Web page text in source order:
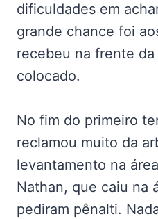
dificuldades em
grande chance foi
recebeu na frente da
colocado.
No fim do primeiro
reclamou muito da
levantamento na
Nathan, que caiu na
pediram pênalti.